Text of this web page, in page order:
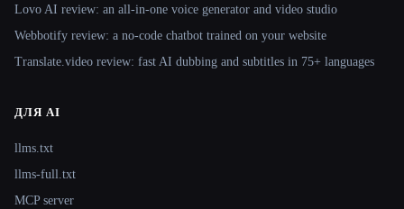
Lovo AI review: an all-in-one voice generator and video studio
Webbotify review: a no-code chatbot trained on your website
Translate.video review: fast AI dubbing and subtitles in 75+ languages
ДЛЯ AI
llms.txt
llms-full.txt
MCP server